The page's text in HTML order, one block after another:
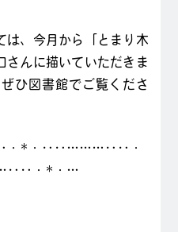
は、今月から「とまり木
さんに描いていただきま
ひ図書館でご覧くださ
*・‥‥………‥‥・
・*・…